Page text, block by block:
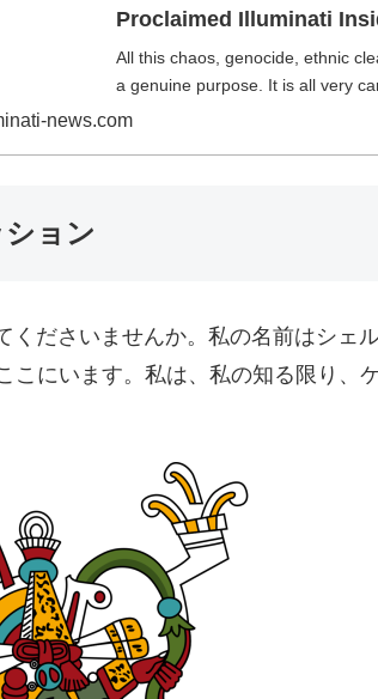
Proclaimed Illuminati
All this chaos, genocide, ethnic
a genuine purpose. It is all very
news.com
ョン
くださいませんか。私の名前はシェ
こにいます。私は、私の知る限り、